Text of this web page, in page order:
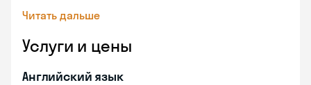
Читать дальше
Услуги и цены
Английский язык